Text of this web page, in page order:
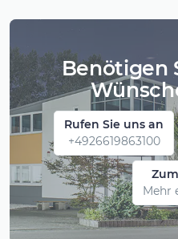
Benötigen
Rufen Sie uns an
+4926619863100
Mehr